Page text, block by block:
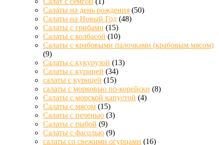
Салаты на день рождения (50)
Салаты на Новый Год (48)
Салаты с грибами (15)
Салаты с колбасой (10)
Салаты с крабовыми палочками (крабовым мясом)
(9)
Салаты с кукурузой (13)
Салаты с курицей (34)
салаты с курицей (15)
салаты с морковью по-корейски (8)
Салаты с морской капустой (4)
Салаты с мясом (15)
Салаты с печенью (3)
Салаты с рыбой (9)
Салаты с фасолью (9)
салаты со свежими огурцами (16)